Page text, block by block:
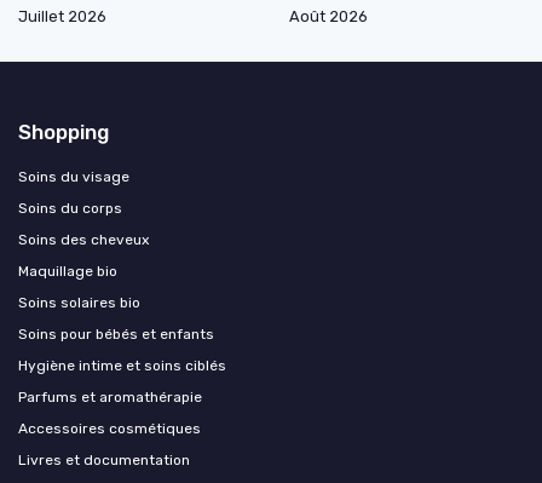
Juillet 2026
Août 2026
Shopping
Soins du visage
Soins du corps
Soins des cheveux
Maquillage bio
Soins solaires bio
Soins pour bébés et enfants
Hygiène intime et soins ciblés
Parfums et aromathérapie
Accessoires cosmétiques
Livres et documentation